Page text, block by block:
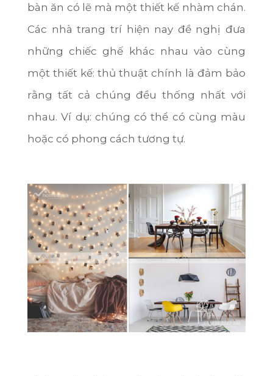
bàn ăn có lẽ mà một thiết kế nhàm chán.
Các nhà trang trí hiện nay đề nghị đưa
những chiếc ghế khác nhau vào cùng
một thiết kế: thủ thuật chính là đảm bảo
rằng tất cả chúng đều thống nhất với
nhau. Ví dụ: chúng có thể có cùng màu
hoặc có phong cách tương tự.